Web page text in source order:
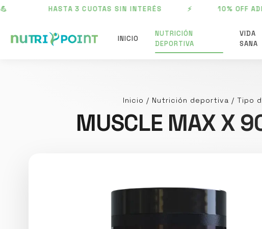
HASTA 3 CUOTAS SIN INTERÉS ⚡ 10% OFF
INICIO
NUTRICIÓN
DEPORTIVA
VIDA
SANA
Inicio / Nutrición deportiva / Tipo
MUSCLE MAX X